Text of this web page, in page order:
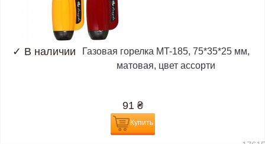
✓ В наличии
Газовая горелка MT-185, 75*35*25 мм,
матовая, цвет ассорти
91 ₴
Купить